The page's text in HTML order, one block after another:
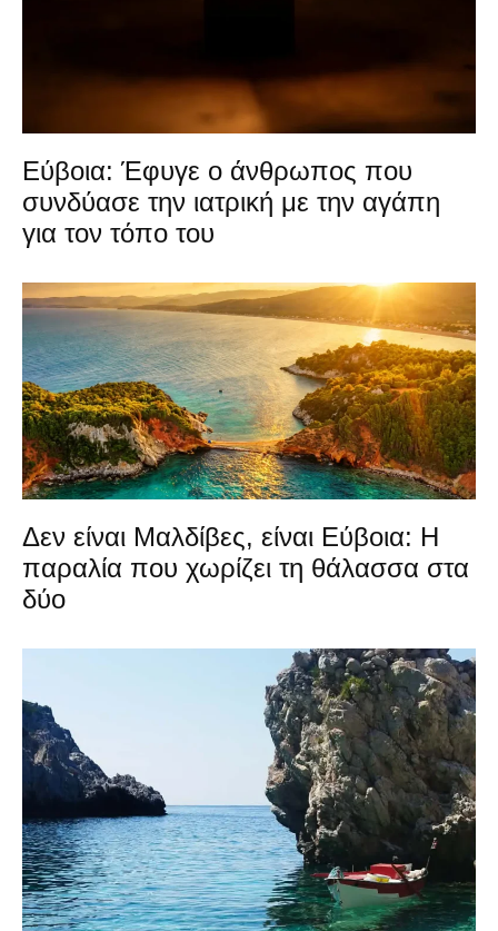
Εύβοια: Έφυγε ο άνθρωπος που
συνδύασε την ιατρική με την αγάπη
για τον τόπο του
Δεν είναι Μαλδίβες, είναι Εύβοια: Η
παραλία που χωρίζει τη θάλασσα στα
δύο